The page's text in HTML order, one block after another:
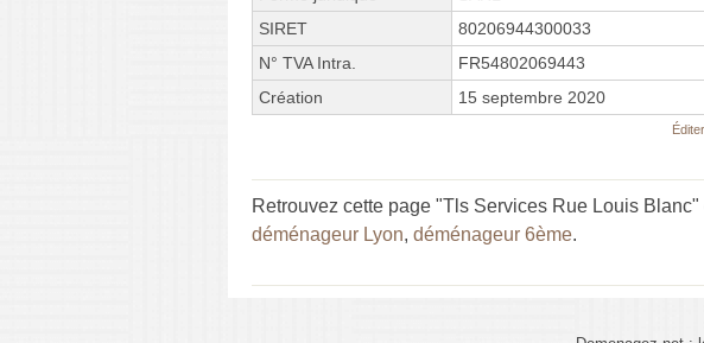
SIRET
80206944300033
N° TVA Intra.
FR54802069443
Création
15 septembre 2020
Retrouvez cette page "Tls Services Rue Louis
déménageur Lyon, déménageur 6ème.